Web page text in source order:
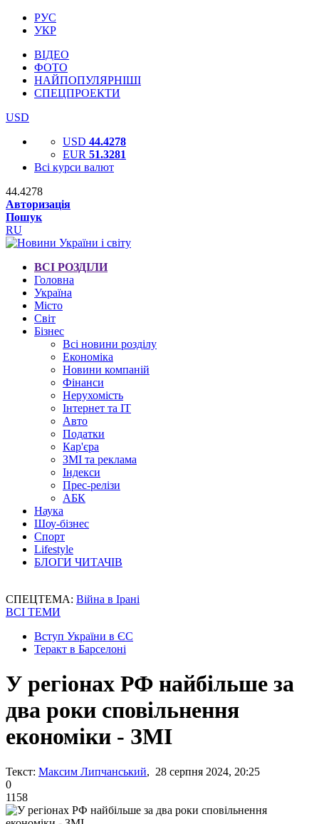
РУС
УКР
ВІДЕО
ФОТО
НАЙПОПУЛЯРНІШІ
СПЕЦПРОЕКТИ
USD
USD 44.4278
EUR 51.3281
Всі курси валют
44.4278
Авторизація
Пошук
RU
ВСІ РОЗДІЛИ
Головна
Україна
Місто
Світ
Бізнес
Всі новини розділу
Економіка
Новини компаній
Фінанси
Нерухомість
Інтернет та IT
Авто
Податки
Кар'єра
ЗМІ та реклама
Індекси
Прес-релізи
АБК
Наука
Шоу-бізнес
Спорт
Lifestyle
БЛОГИ ЧИТАЧІВ
СПЕЦТЕМА: Війна в Ірані
ВСІ ТЕМИ
Вступ України в ЄС
Теракт в Барселоні
У регіонах РФ найбільше за
два роки сповільнення
економіки - ЗМІ
Текст: Максим Липчанський, 28 серпня 2024, 20:25
0
1158